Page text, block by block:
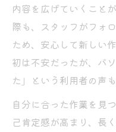
内容を広げていくこと
際も、スタッフがフォ
ため、安心して新しい
初は不安だったが、パ
た」という利用者の声も
自分に合った作業を見
己肯定感が高まり、長